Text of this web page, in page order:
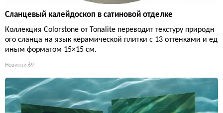
Сланцевый калейдоскоп в сатиновой отделке
Коллекция Colorstone от Tonalite переводит текстуру природн
ого сланца на язык керамической плитки с 13 оттенками и ед
иным форматом 15×15 см.
Новинки 69